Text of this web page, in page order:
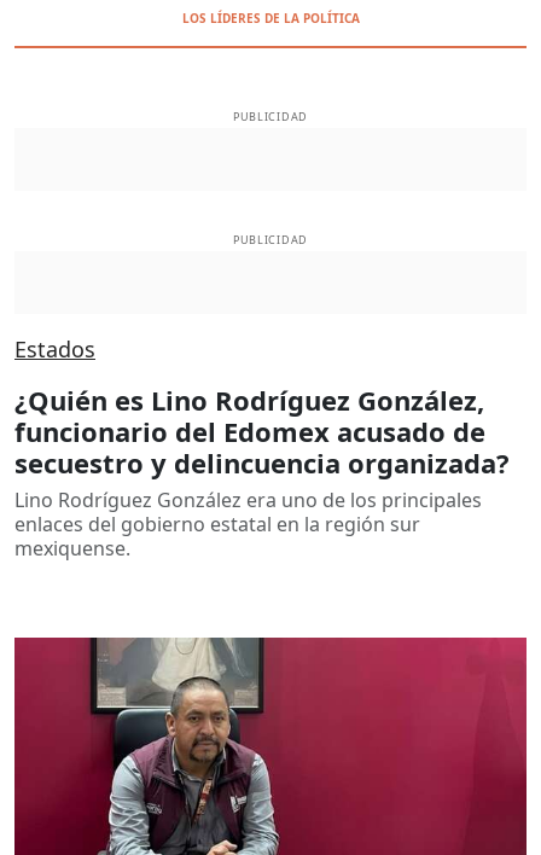
LOS LÍDERES DE LA POLÍTICA
PUBLICIDAD
PUBLICIDAD
Estados
¿Quién es Lino Rodríguez González,
funcionario del Edomex acusado de
secuestro y delincuencia organizada?
Lino Rodríguez González era uno de los principales
enlaces del gobierno estatal en la región sur
mexiquense.